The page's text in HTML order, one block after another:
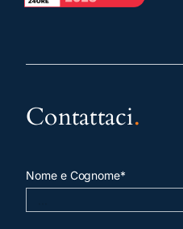
Contattaci.
Nome e Cognome*